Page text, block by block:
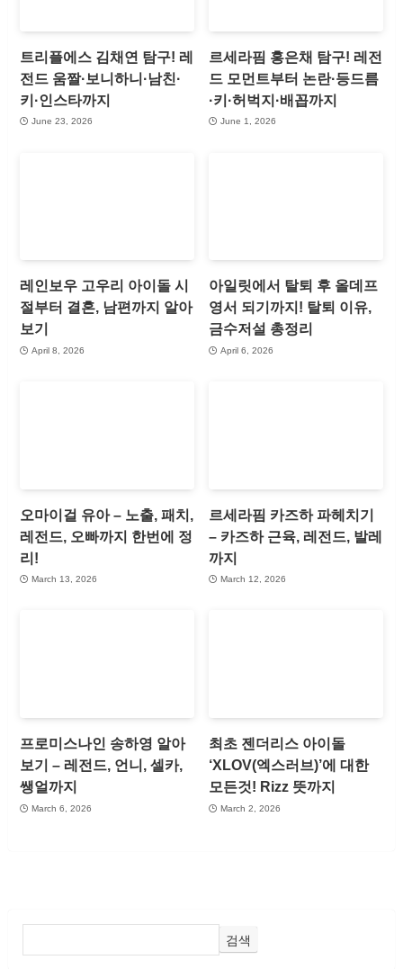
트리플에스 김채연 탐구! 레
전드 움짤·보니하니·남친·
키·인스타까지
June 23, 2026
르세라핌 홍은채 탐구! 레전
드 모먼트부터 논란·등드름
·키·허벅지·배꼽까지
June 1, 2026
레인보우 고우리 아이돌 시
절부터 결혼, 남편까지 알아
보기
April 8, 2026
아일릿에서 탈퇴 후 올데프
영서 되기까지! 탈퇴 이유,
금수저설 총정리
April 6, 2026
오마이걸 유아 – 노출, 패치,
레전드, 오빠까지 한번에 정
리!
March 13, 2026
르세라핌 카즈하 파헤치기
– 카즈하 근육, 레전드, 발레
까지
March 12, 2026
프로미스나인 송하영 알아
보기 – 레전드, 언니, 셀카,
쌩얼까지
March 6, 2026
최초 젠더리스 아이돌
‘XLOV(엑스러브)’에 대한
모든것! Rizz 뜻까지
March 2, 2026
검색